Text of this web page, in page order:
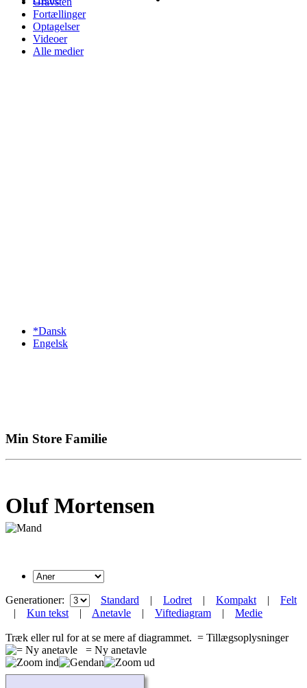
Fortællinger
Optagelser
Videoer
Alle medier
*Dansk
Engelsk
Min Store Familie
Oluf Mortensen
Generationer: Standard | Lodret | Kompakt | Felt
| Kun tekst | Anetavle | Viftediagram | Medie
Træk eller rul for at se mere af diagrammet. = Tillægsoplysninger
= Ny anetavle